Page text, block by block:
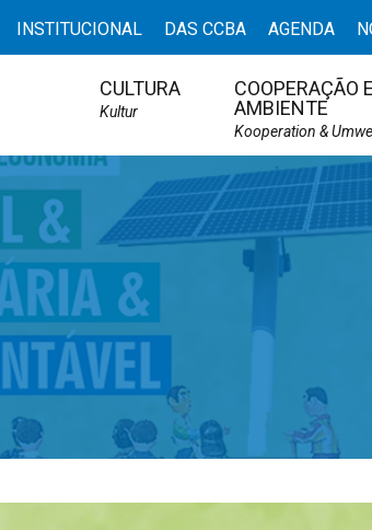
INSTITUCIONAL DAS CCBA AGENDA
CULTURA
Kultur
COOPERAÇÃO
AMBIENTE
Kooperation &